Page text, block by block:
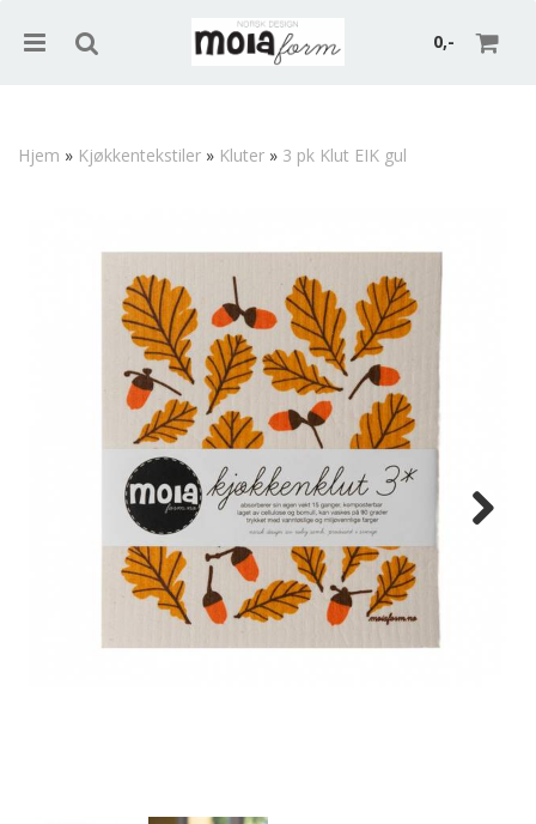
0,-
Hjem » Kjøkkentekstiler » Kluter » 3 pk Klut EIK gul